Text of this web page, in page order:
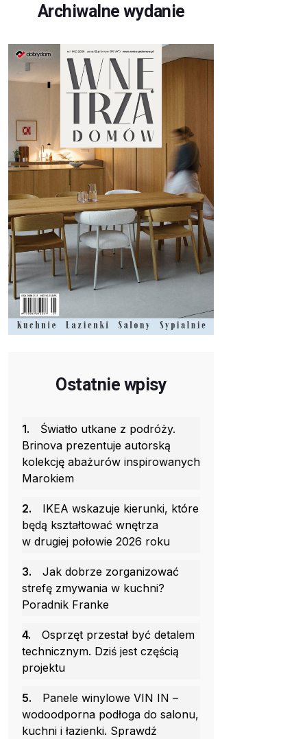
Archiwalne wydanie
Ostatnie wpisy
1.
Światło utkane z podróży.
Brinova prezentuje autorską
kolekcję abażurów inspirowanych
Marokiem
2.
IKEA wskazuje kierunki, które
będą kształtować wnętrza
w drugiej połowie 2026 roku
3.
Jak dobrze zorganizować
strefę zmywania w kuchni?
Poradnik Franke
4.
Osprzęt przestał być detalem
technicznym. Dziś jest częścią
projektu
5.
Panele winylowe VIN IN –
wodoodporna podłoga do salonu,
kuchni i łazienki. Sprawdź